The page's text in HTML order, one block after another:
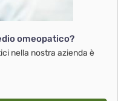
omeopatico?
nella nostra azienda è